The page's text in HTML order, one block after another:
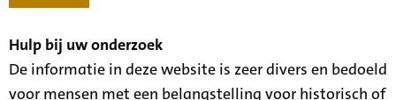
Hulp bij uw onderzoek
De informatie in deze website is zeer divers en bedoeld
voor mensen met een belangstelling voor historisch of